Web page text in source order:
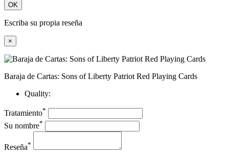
OK
Escriba su propia reseña
×
Baraja de Cartas: Sons of Liberty Patriot Red Playing Cards
Quality:
Tratamiento*
Su nombre*
Reseña*